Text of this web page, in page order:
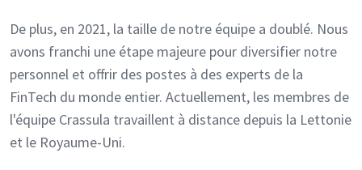
De plus, en 2021, la taille de notre équipe a doublé. Nous
avons franchi une étape majeure pour diversifier notre
personnel et offrir des postes à des experts de la
FinTech du monde entier. Actuellement, les membres de
l'équipe Crassula travaillent à distance depuis la Lettonie
et le Royaume-Uni.